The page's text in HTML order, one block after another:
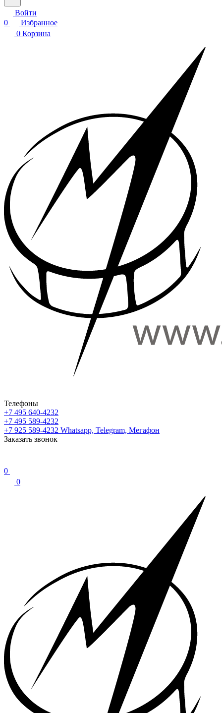
Войти
0
Избранное
0 Корзина
Телефоны
+7 495 640-4232
+7 495 589-4232
+7 925 589-4232 Whatsapp, Telegram, Мегафон
Заказать звонок
0
0